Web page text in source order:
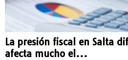
La presión fiscal en Salta
afecta mucho el...